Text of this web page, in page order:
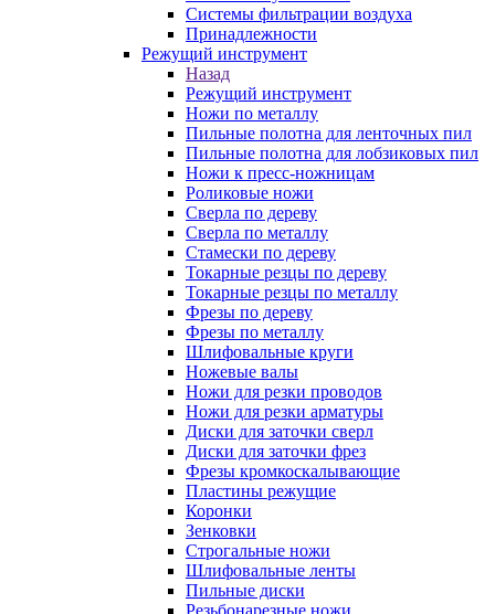
Системы фильтрации воздуха
Принадлежности
Режущий инструмент
Назад
Режущий инструмент
Ножи по металлу
Пильные полотна для ленточных пил
Пильные полотна для лобзиковых пил
Ножи к пресс-ножницам
Роликовые ножи
Сверла по дереву
Сверла по металлу
Стамески по дереву
Токарные резцы по дереву
Токарные резцы по металлу
Фрезы по дереву
Фрезы по металлу
Шлифовальные круги
Ножевые валы
Ножи для резки проводов
Ножи для резки арматуры
Диски для заточки сверл
Диски для заточки фрез
Фрезы кромкоскалывающие
Пластины режущие
Коронки
Зенковки
Строгальные ножи
Шлифовальные ленты
Пильные диски
Резьбонарезные ножи